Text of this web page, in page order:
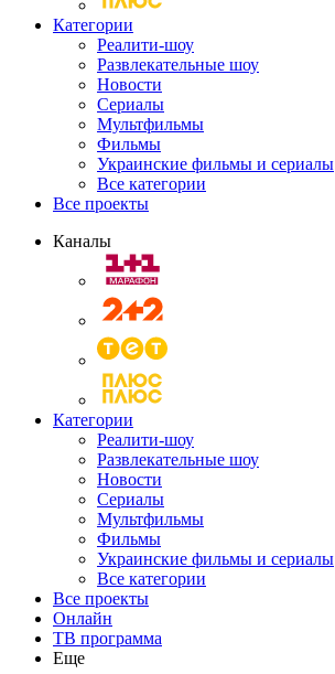
Категории
Реалити-шоу
Развлекательные шоу
Новости
Сериалы
Мультфильмы
Фильмы
Украинские фильмы и сериалы
Все категории
Все проекты
Каналы
Категории
Реалити-шоу
Развлекательные шоу
Новости
Сериалы
Мультфильмы
Фильмы
Украинские фильмы и сериалы
Все категории
Все проекты
Онлайн
ТВ программа
Еще